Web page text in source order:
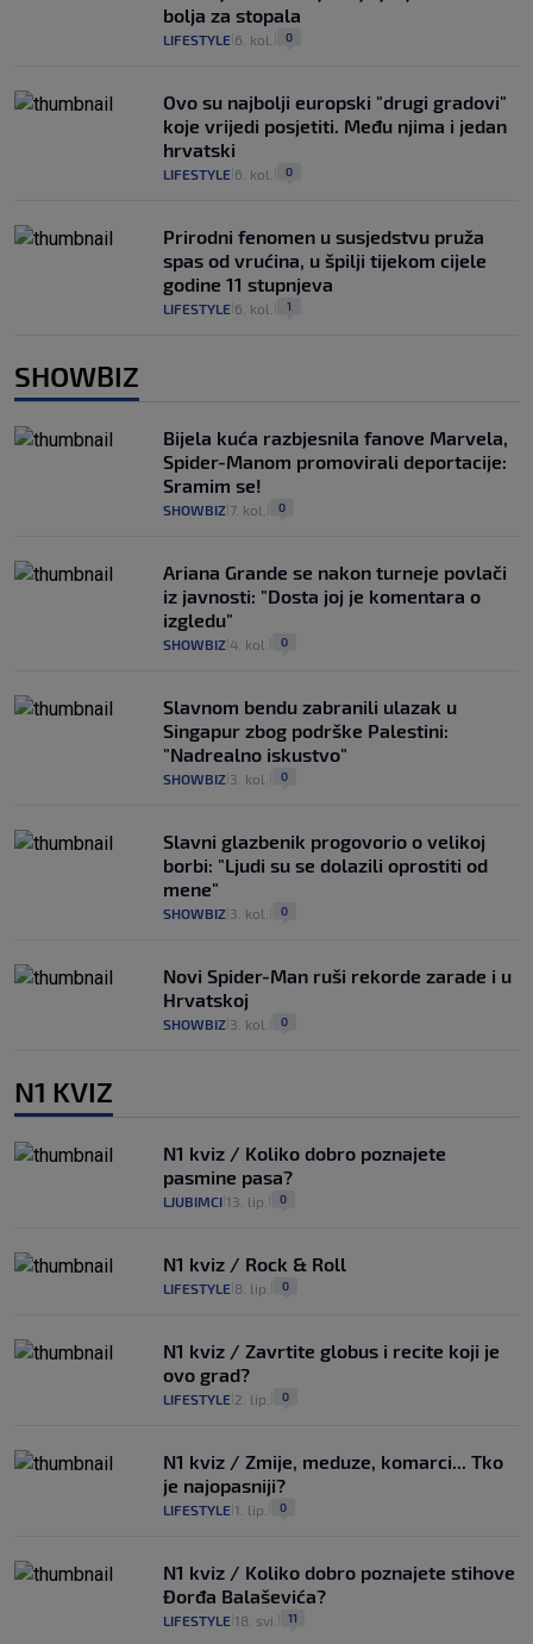
bolja za stopala
LIFESTYLE 6. kol. 0
Ovo su najbolji europski "drugi gradovi"
koje vrijedi posjetiti. Među njima i jedan
hrvatski
LIFESTYLE 6. kol. 0
Prirodni fenomen u susjedstvu pruža
spas od vrućina, u špilji tijekom cijele
godine 11 stupnjeva
LIFESTYLE 6. kol. 1
SHOWBIZ
Bijela kuća razbjesnila fanove Marvela,
Spider-Manom promovirali deportacije:
Sramim se!
SHOWBIZ 7. kol. 0
Ariana Grande se nakon turneje povlači
iz javnosti: "Dosta joj je komentara o
izgledu"
SHOWBIZ 4. kol. 0
Slavnom bendu zabranili ulazak u
Singapur zbog podrške Palestini:
"Nadrealno iskustvo"
SHOWBIZ 3. kol. 0
Slavni glazbenik progovorio o velikoj
borbi: "Ljudi su se dolazili oprostiti od
mene"
SHOWBIZ 3. kol. 0
Novi Spider-Man ruši rekorde zarade i u
Hrvatskoj
SHOWBIZ 3. kol. 0
N1 KVIZ
N1 kviz / Koliko dobro poznajete
pasmine pasa?
LJUBIMCI 13. lip. 0
N1 kviz / Rock & Roll
LIFESTYLE 8. lip. 0
N1 kviz / Zavrtite globus i recite koji je
ovo grad?
LIFESTYLE 2. lip. 0
N1 kviz / Zmije, meduze, komarci... Tko
je najopasniji?
LIFESTYLE 1. lip. 0
N1 kviz / Koliko dobro poznajete stihove
Đorđa Balaševića?
LIFESTYLE 18. svi. 11